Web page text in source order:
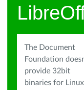
The Document
Foundation
provide 32bit
binaries for Linux